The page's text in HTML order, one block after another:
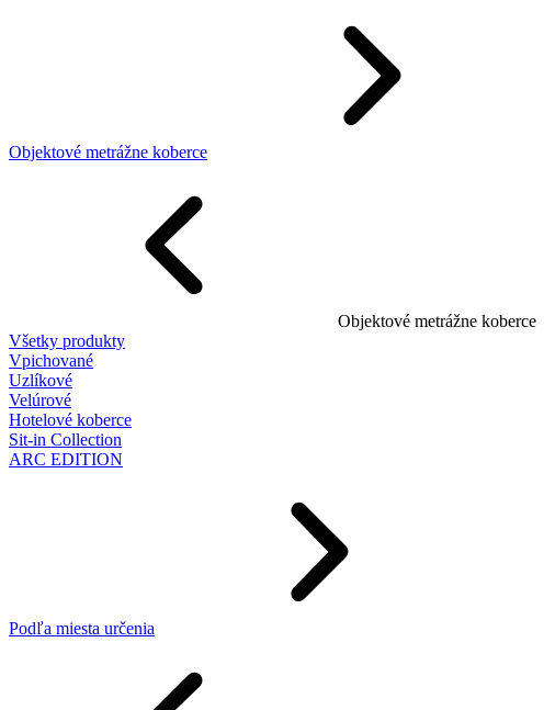
Objektové metrážne koberce
Objektové metrážne koberce
Všetky produkty
Vpichované
Uzlíkové
Velúrové
Hotelové koberce
Sit-in Collection
ARC EDITION
Podľa miesta určenia